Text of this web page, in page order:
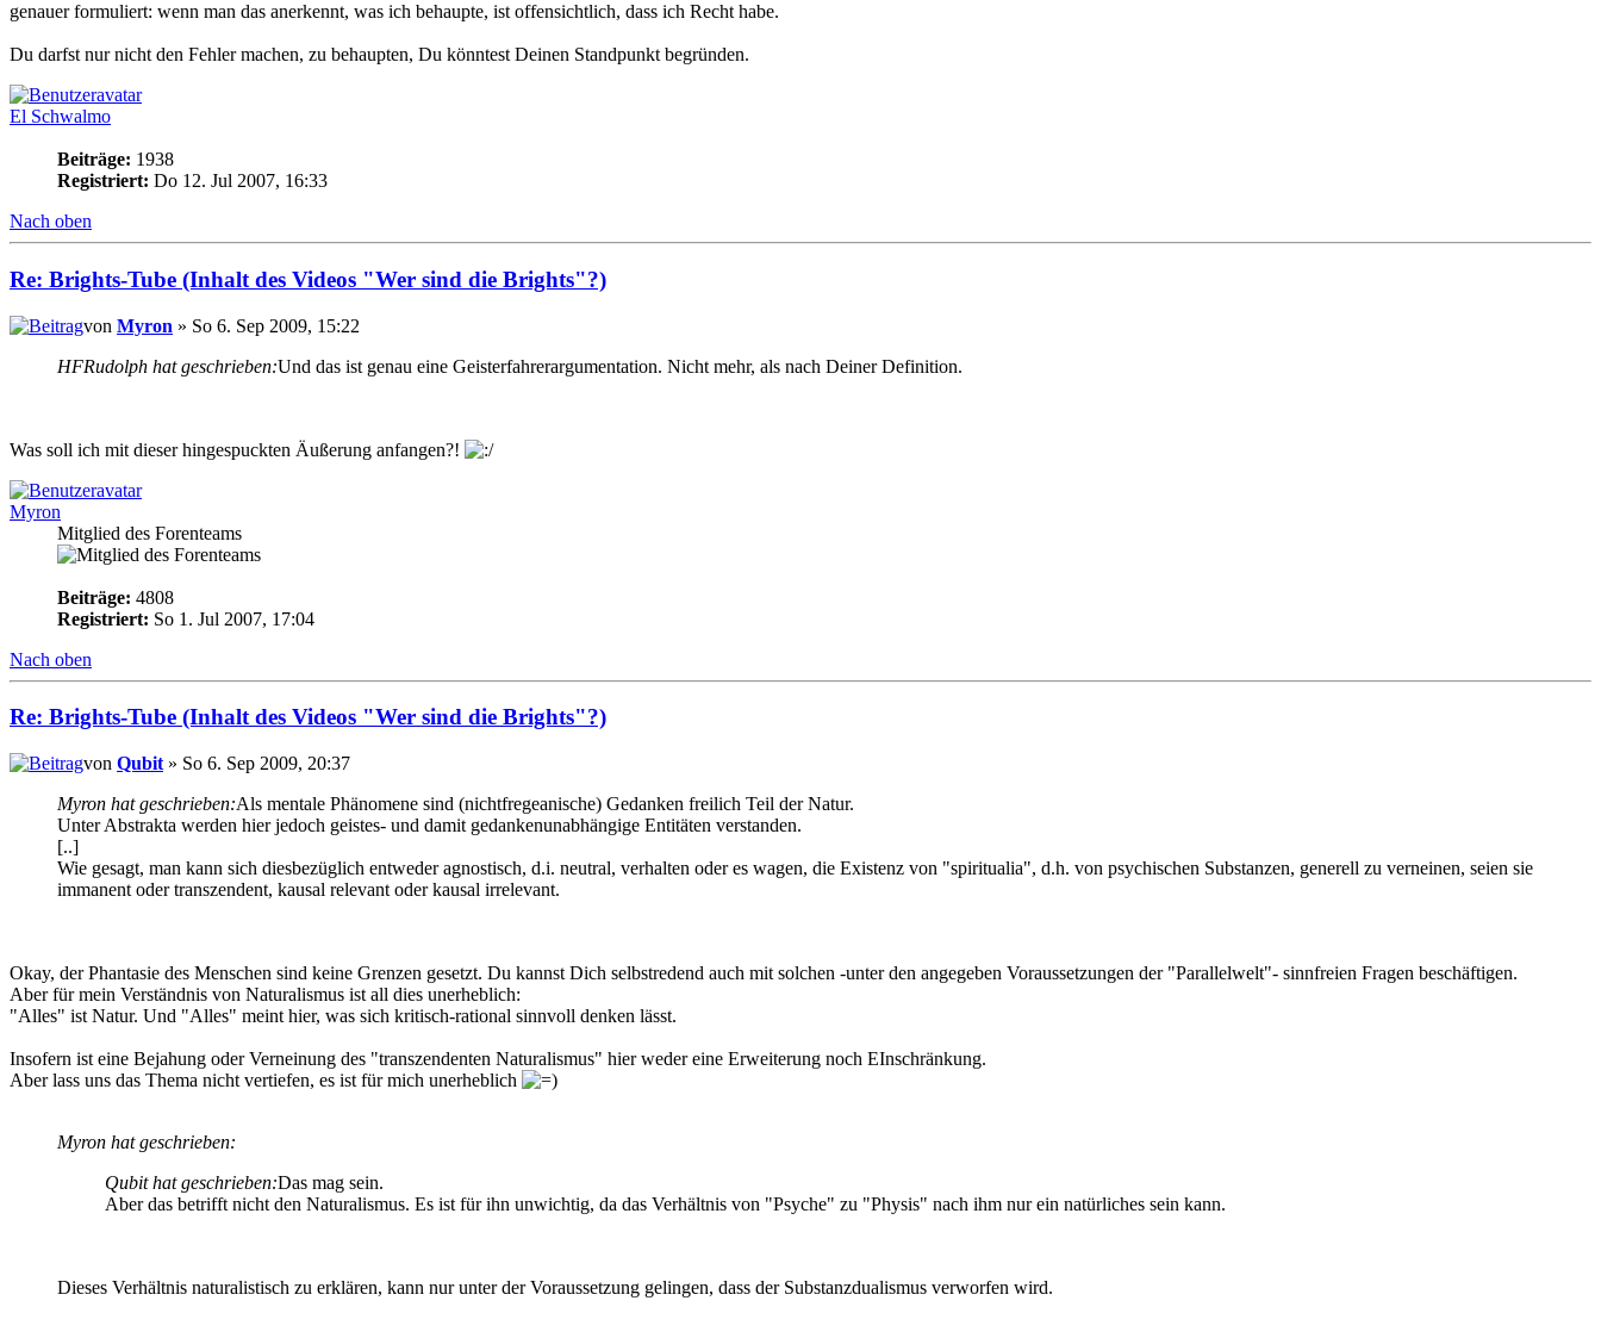
genauer formuliert: wenn man das anerkennt, was ich behaupte, ist offensichtlich, dass ich Recht habe.
Du darfst nur nicht den Fehler machen, zu behaupten, Du könntest Deinen Standpunkt begründen.
El Schwalmo
Beiträge: 1938
Registriert: Do 12. Jul 2007, 16:33
Nach oben
Re: Brights-Tube (Inhalt des Videos "Wer sind die Brights"?)
von Myron » So 6. Sep 2009, 15:22
HFRudolph hat geschrieben:Und das ist genau eine Geisterfahrerargumentation. Nicht mehr, als nach Deiner Definition.
Was soll ich mit dieser hingespuckten Äußerung anfangen?!
Myron
Mitglied des Forenteams
Beiträge: 4808
Registriert: So 1. Jul 2007, 17:04
Nach oben
Re: Brights-Tube (Inhalt des Videos "Wer sind die Brights"?)
von Qubit » So 6. Sep 2009, 20:37
Myron hat geschrieben:Als mentale Phänomene sind (nichtfregeanische) Gedanken freilich Teil der Natur.
Unter Abstrakta werden hier jedoch geistes- und damit gedankenunabhängige Entitäten verstanden.
[..]
Wie gesagt, man kann sich diesbezüglich entweder agnostisch, d.i. neutral, verhalten oder es wagen, die Existenz von "spiritualia", d.h. von psychischen Substanzen, generell zu verneinen, seien sie
immanent oder transzendent, kausal relevant oder kausal irrelevant.
Okay, der Phantasie des Menschen sind keine Grenzen gesetzt. Du kannst Dich selbstredend auch mit solchen -unter den angegeben Voraussetzungen der "Parallelwelt"- sinnfreien Fragen beschäftigen.
Aber für mein Verständnis von Naturalismus ist all dies unerheblich:
"Alles" ist Natur. Und "Alles" meint hier, was sich kritisch-rational sinnvoll denken lässt.
Insofern ist eine Bejahung oder Verneinung des "transzendenten Naturalismus" hier weder eine Erweiterung noch EInschränkung.
Aber lass uns das Thema nicht vertiefen, es ist für mich unerheblich
Myron hat geschrieben:
Qubit hat geschrieben:Das mag sein.
Aber das betrifft nicht den Naturalismus. Es ist für ihn unwichtig, da das Verhältnis von "Psyche" zu "Physis" nach ihm nur ein natürliches sein kann.
Dieses Verhältnis naturalistisch zu erklären, kann nur unter der Voraussetzung gelingen, dass der Substanzdualismus verworfen wird.